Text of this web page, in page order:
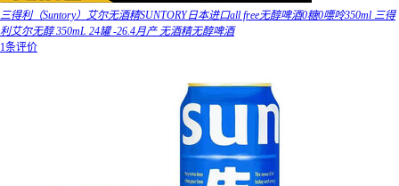
三得利（Suntory）艾尔无酒精SUNTORY日本进口all free无醇啤酒0糖0嘌呤350ml 三得
利艾尔无醇 350mL 24罐 -26.4月产 无酒精无醇啤酒
1条评价